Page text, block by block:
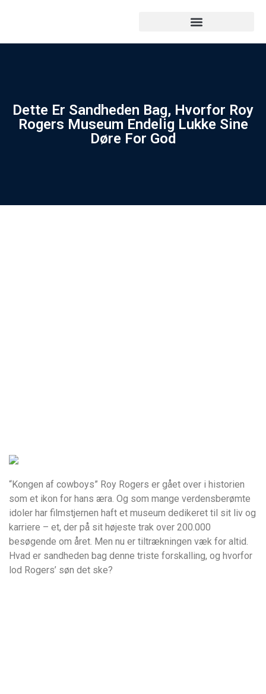
Dette Er Sandheden Bag, Hvorfor Roy
Rogers Museum Endelig Lukke Sine
Døre For God
“Kongen af cowboys” Roy Rogers er gået over i historien
som et ikon for hans æra. Og som mange verdensberømte
idoler har filmstjernen haft et museum dedikeret til sit liv og
karriere – et, der på sit højeste trak over 200.000
besøgende om året. Men nu er tiltrækningen væk for altid.
Hvad er sandheden bag denne triste forskalling, og hvorfor
lod Rogers’ søn det ske?